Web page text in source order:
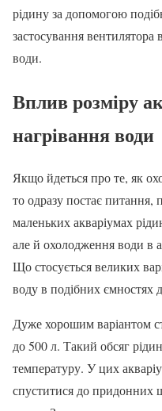
рідину за допомогою
застосування
води.
Вплив розміру
нагрівання води
Якщо йдеться про те, як
то одразу постає питання,
маленьких акваріумах
але й охолодження води в
Що стосується великих
воду в подібних ємностях
Дуже хорошим варіантом
до 500 л. Такий обсяг
температуру. У цих
спуститися до придонних